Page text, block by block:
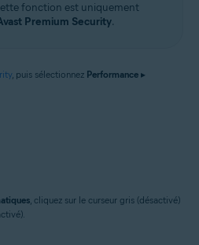
fonction est uniquement
Premium Security.
, puis sélectionnez Performance ▸
, cliquez sur le curseur gris (désactivé)